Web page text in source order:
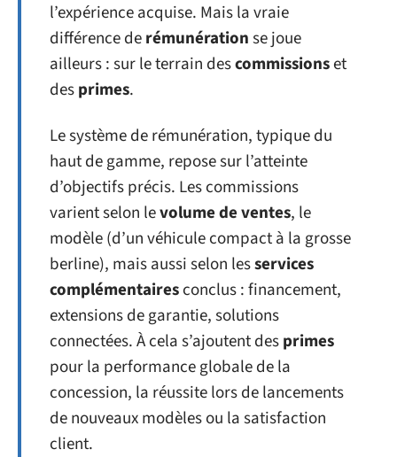
l’expérience acquise. Mais la vraie
différence derémunérationse joue
ailleurs : sur le terrain descommissionset
desprimes.
Le système de rémunération, typique du
haut de gamme, repose sur l’atteinte
d’objectifs précis. Les commissions
varient selon levolume de ventes, le
modèle (d’un véhicule compact à la grosse
berline), mais aussi selon lesservices
complémentairesconclus : financement,
extensions de garantie, solutions
connectées. À cela s’ajoutent desprimes
pour la performance globale de la
concession, la réussite lors de lancements
de nouveaux modèles ou la satisfaction
client.